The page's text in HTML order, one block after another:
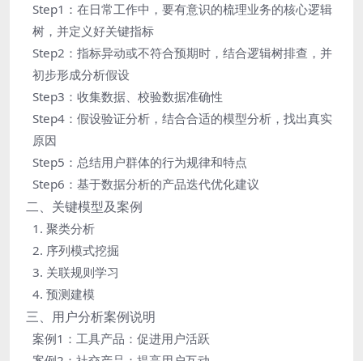
Step1：在日常工作中，要有意识的梳理业务的核心逻辑
树，并定义好关键指标
Step2：指标异动或不符合预期时，结合逻辑树排查，并
初步形成分析假设
Step3：收集数据、校验数据准确性
Step4：假设验证分析，结合合适的模型分析，找出真实
原因
Step5：总结用户群体的行为规律和特点
Step6：基于数据分析的产品迭代优化建议
二、关键模型及案例
1. 聚类分析
2. 序列模式挖掘
3. 关联规则学习
4. 预测建模
三、用户分析案例说明
案例1：工具产品：促进用户活跃